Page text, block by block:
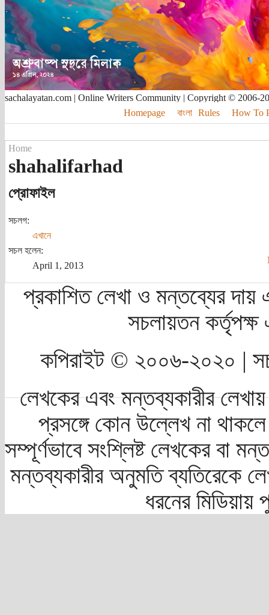
sachalayatan.com | Online Writers Community | Copyright © 2006-
Homepage
বাংলা Rules How To
Home
shahalifarhad
প্রোফাইল
সচলগ:
এখানে
সচল হলেন:
April 1, 2013
প্রকাশিত লেখা ও মন্তব্যের দায়
সচলায়তন
কপিরাইট © ২০০৬-২০২০ |
লেখকের এবং মন্তব্যকারীর
প্রসঙ্গে কোন উল্লেখ না
সম্পূর্ণভাবে সংশ্লিষ্ট লেখকের বা
মন্তব্যকারীর অনুমতি ব্যতিরেকে
ধরনের মিডিয়ায়